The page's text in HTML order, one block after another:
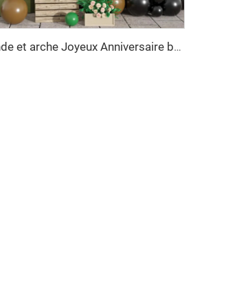
Kit de guirlande et arche Joyeux Anniversaire ballons noir vert pour fête d'anniversaire fournisseurs de décoration pour fête d'enfants